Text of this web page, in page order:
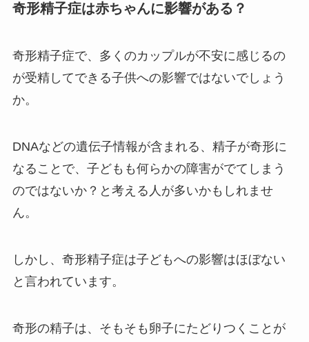
奇形精子症は赤ちゃんに影響がある？
奇形精子症で、多くのカップルが不安に感じるの
が受精してできる子供への影響ではないでしょう
か。
DNAなどの遺伝子情報が含まれる、精子が奇形に
なることで、子どもも何らかの障害がでてしまう
のではないか？と考える人が多いかもしれませ
ん。
しかし、奇形精子症は子どもへの影響はほぼない
と言われています。
奇形の精子は、そもそも卵子にたどりつくことが